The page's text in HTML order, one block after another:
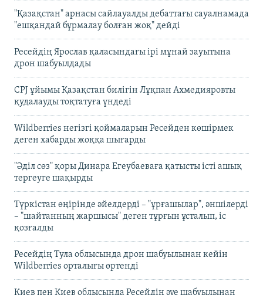
"Қазақстан" арнасы сайлауалды дебаттағы сауалнамада
"ешқандай бұрмалау болған жоқ" дейді
Ресейдің Ярослав қаласындағы ірі мұнай зауытына
дрон шабуылдады
CPJ ұйымы Қазақстан билігін Лұқпан Ахмедияровты
қудалауды тоқтатуға үндеді
Wildberries негізгі қоймаларын Ресейден көшірмек
деген хабарды жоққа шығарды
"Әділ сөз" қоры Динара Егеубаеваға қатысты істі ашық
тергеуге шақырды
Түркістан өңірінде әйелдерді – "ұрғашылар", әншілерді
– "шайтанның жаршысы" деген тұрғын ұсталып, іс
қозғалды
Ресейдің Тула облысында дрон шабуылынан кейін
Wildberries орталығы өртенді
Киев пен Киев облысында Ресейдің әуе шабуылынан